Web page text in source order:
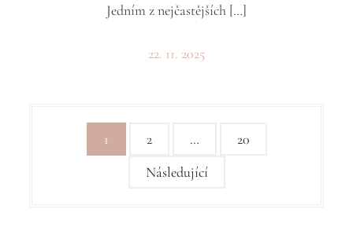
Jedním z nejčastějších […]
22. 11. 2025
1 2 …
20
Následující